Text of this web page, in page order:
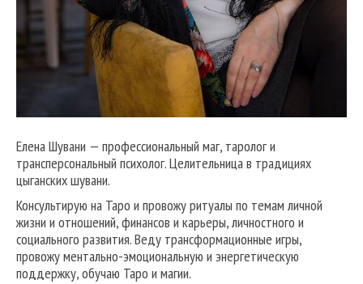
Елена Шувани — профессиональный маг, таролог и
трансперсональный психолог. Целительница в традициях
цыганских шувани.
Консультирую на Таро и провожу ритуалы по темам личной
жизни и отношений, финансов и карьеры, личностного и
социального развития. Веду трансформационные игры,
провожу ментально-эмоциональную и энергетическую
поддержку, обучаю Таро и магии.